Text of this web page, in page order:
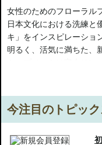
女性のためのフローラル
日本文化における洗練と
キ」をインスピレーショ
明るく、活気に満ちた、
ミドルノートはフリージ
2022年に発売され、す
にも夜のお出かけにも最
【ご注意ください】
今注目のトピッ